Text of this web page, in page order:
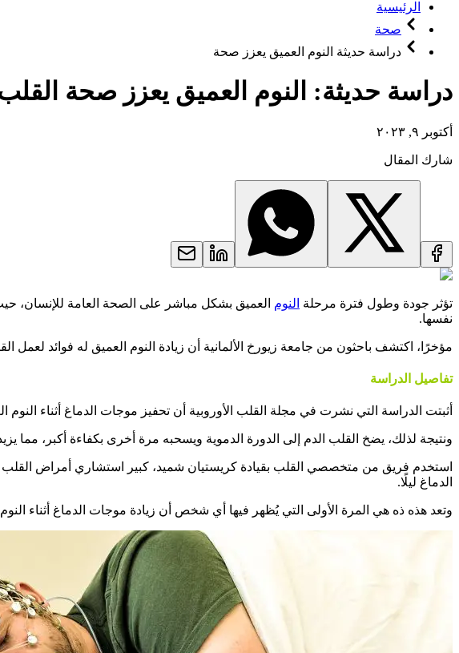
الرئيسية
صحة
دراسة حديثة النوم العميق يعزز صحة
دراسة حديثة: النوم العميق يعزز صحة
أكتوبر ٩, ٢٠٢٣
شارك المقال
تؤثر جودة وطول فترة مرحلة النوم العميق بشكل مباشر على الصحة العامة للإنسان،
نفسها.
مؤخرًا، اكتشف باحثون من جامعة زيورخ الألمانية أن زيادة النوم العميق له فوائد لعمل
تفاصيل الدراسة
أثبتت الدراسة التي نشرت في مجلة القلب الأوروبية أن تحفيز موجات الدماغ أثناء النوم
ونتيجة لذلك، يضخ القلب الدم إلى الدورة الدموية ويسحبه مرة أخرى بكفاءة أكبر، مما
استخدم فريق من متخصصي القلب بقيادة كريستيان شميد، كبير استشاري أمراض
الدماغ ليلًا.
وتعد هذه ذه هي المرة الأولى التي يُظهر فيها أي شخص أن زيادة موجات الدماغ أثناء